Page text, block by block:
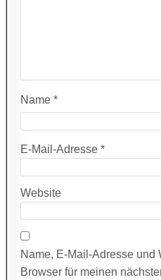
Name*
E-Mail-Adresse*
Website
Name, E-Mail-Adresse und
Browser für meinen